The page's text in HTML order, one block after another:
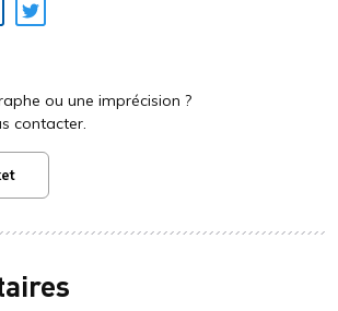
Twitter
ou une imprécision ?
contacter.